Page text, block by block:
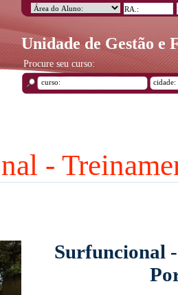
Unidade de Gestão e
Procure seu curso:
-
Surfuncional